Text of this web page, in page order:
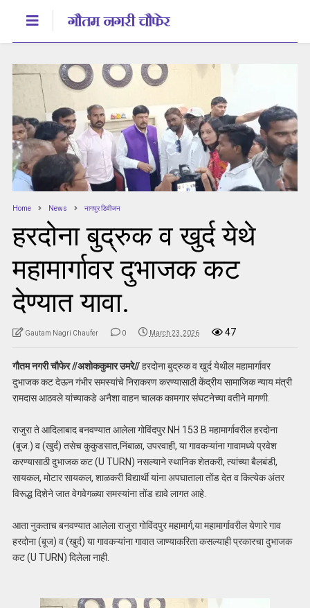
Home News नागपुर डिवीजन
हरदोना बुद्रुक व खुर्द येथे
महामार्गावर दुभाजक कट
देण्यात यावा.
Gautam Nagri Chaufer 0 March 23, 2026 47
गौतम नगरी चौफेर //अशोककुमार उमरे//हरदोना बुद्रुक व खुर्द येथील महामार्गावर
दुभाजक कट देऊन गंभीर समस्यांचे निराकरण करण्यासाठी केंद्रीय सामाजिक न्याय मंत्री
रामदास आठवले यांच्याकडे अनैशा वाहन चालक कामगार संघटनेच्या वतीने मागणी.
राजुरा ते आदिलाबाद बनवण्यात आलेला गोविंदपुर NH 153 B महामार्गावरील हरदोना
(बूज.) व (खुर्द) तसेच कुकुडसात,निंबाळा, उपरवाही, या गावकऱ्यांना गावामध्ये प्रवेश
करण्यासाठी दुभाजक कट (U TURN) नसल्याने स्थानिक शेतकरी, त्यांच्या बैलबंडी,
सायकल, मोटार सायकल, शाळकरी विद्यार्थी यांना अपघाताला तोंड देत व कित्येक अंतर
विरूद्ध दिशेने जात वेगवेगळ्या समस्यांना तोंड द्यावे लागत आहे.
आता नुकताच बनवण्यात आलेला राजुरा गोविंदपुर महामार्ग,या महामार्गावरील येणारे गाव
हरदोना (बूज) व (खुर्द) या गावकऱ्यांना गावात जाण्याकरिता कसल्याही प्रकारचा दुभाजक
कट (U TURN) दिलेला नाही.